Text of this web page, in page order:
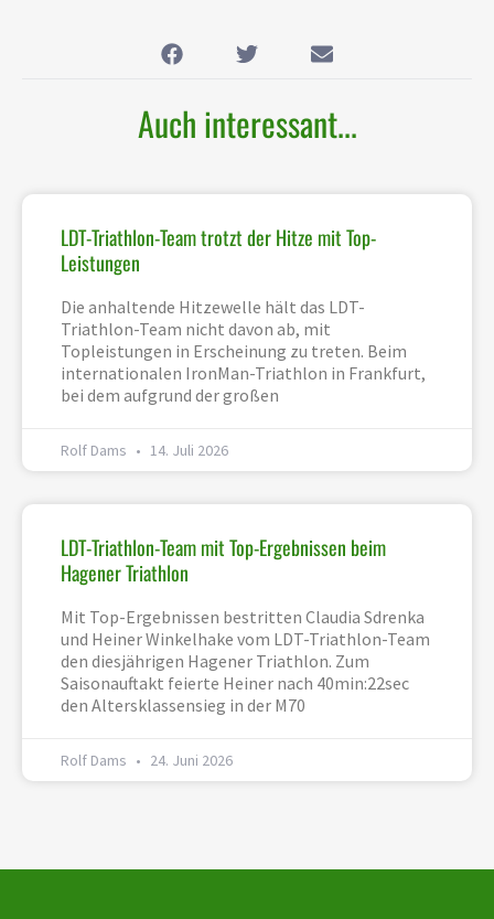
Auch interessant...
LDT-Triathlon-Team trotzt der Hitze mit Top-
Leistungen
Die anhaltende Hitzewelle hält das LDT-
Triathlon-Team nicht davon ab, mit
Topleistungen in Erscheinung zu treten. Beim
internationalen IronMan-Triathlon in Frankfurt,
bei dem aufgrund der großen
Rolf Dams 14. Juli 2026
LDT-Triathlon-Team mit Top-Ergebnissen beim
Hagener Triathlon
Mit Top-Ergebnissen bestritten Claudia Sdrenka
und Heiner Winkelhake vom LDT-Triathlon-Team
den diesjährigen Hagener Triathlon. Zum
Saisonauftakt feierte Heiner nach 40min:22sec
den Altersklassensieg in der M70
Rolf Dams 24. Juni 2026